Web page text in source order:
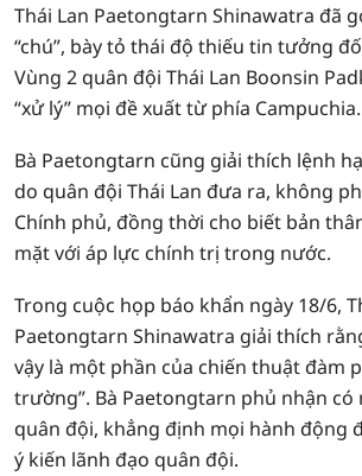
Thái Lan Paetongtarn Shinawatra đã
“chú”, bày tỏ thái độ thiếu tin tưởng
Vùng 2 quân đội Thái Lan Boonsin
“xử lý” mọi đề xuất từ phía Campuchia.
Bà Paetongtarn cũng giải thích lệnh
do quân đội Thái Lan đưa ra, không
Chính phủ, đồng thời cho biết bản
mặt với áp lực chính trị trong nước.
Trong cuộc họp báo khẩn ngày 18/6,
Paetongtarn Shinawatra giải thích
vậy là một phần của chiến thuật đàm
trường”. Bà Paetongtarn phủ nhận có
quân đội, khẳng định mọi hành động
ý kiến lãnh đạo quân đội.